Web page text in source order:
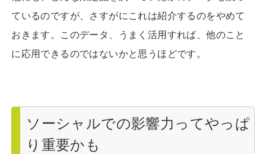
ているのですが、さすがにこれは紹介するのをやめて
おきます。このデータ、うまく活用すれば、他のこと
に応用できるのではないかと思うほどです。
ソーシャルでの影響力ってやっぱ
り重要かも